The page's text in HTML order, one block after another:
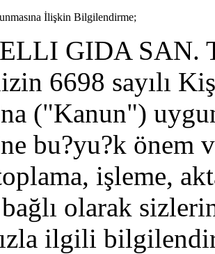
İlişkin Bilgilendirme;
GIDA SAN.
6698 sayılı
("Kanun")
bu?yu?k
işleme,
olarak
ilgili